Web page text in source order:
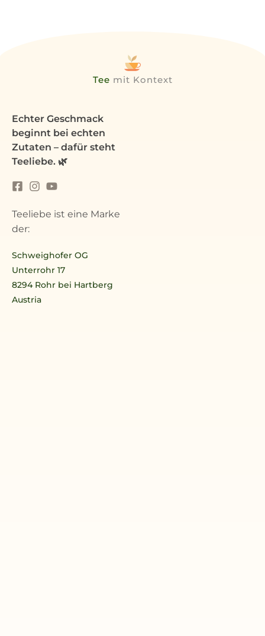
Tee mit Kontext
Echter Geschmack
beginnt bei echten
Zutaten – dafür steht
Teeliebe. 🌿
Teeliebe ist eine Marke
der:
Schweighofer OG
Unterrohr 17
8294 Rohr bei Hartberg
Austria